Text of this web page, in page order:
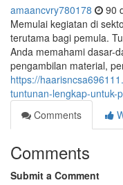
amaancvry780178 90
Memulai kegiatan di
terutama bagi pemula.
Anda memahami dasar-
pengambilan material,
https://
tuntunan-lengkap-untuk-
Comments
Comments
Submit a Comment